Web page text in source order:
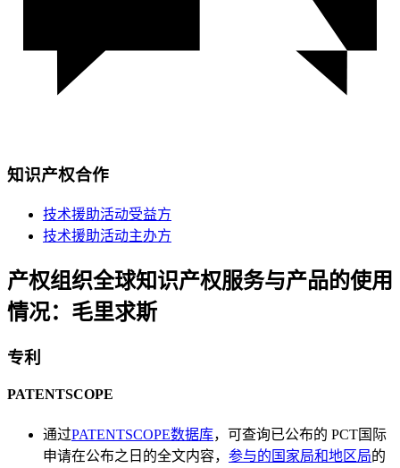
知识产权合作
技术援助活动受益方
技术援助活动主办方
产权组织全球知识产权服务与产品的使用
情况：毛里求斯
专利
PATENTSCOPE
通过PATENTSCOPE数据库，可查询已公布的 PCT国际
申请在公布之日的全文内容， 参与的国家局和地区局的